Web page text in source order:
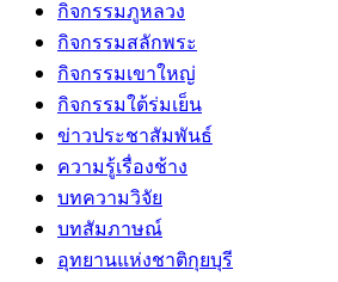
กิจกรรมภูหลวง
กิจกรรมสลักพระ
กิจกรรมเขาใหญ่
กิจกรรมใต้ร่มเย็น
ข่าวประชาสัมพันธ์
ความรู้เรื่องช้าง
บทความวิจัย
บทสัมภาษณ์
อุทยานแห่งชาติกุยบุรี